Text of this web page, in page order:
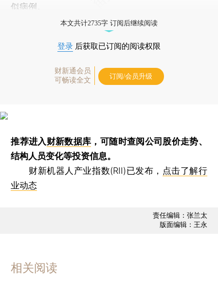
似病例。
本文共计2735字 订阅后继续阅读
登录 后获取已订阅的阅读权限
财新通会员
可畅读全文
订阅/会员升级
推荐进入财新数据库 ，可随时查阅公司股价走势、
结构人员变化等投资信息。
财新机器人产业指数(RII)已发布， 点击了解行
业动态
责任编辑：张兰太
版面编辑：王永
相关阅读